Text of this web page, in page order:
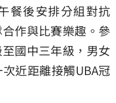
餐後安排分組對抗
作與比賽樂趣。參
國中三年級，男女
近距離接觸UBA冠